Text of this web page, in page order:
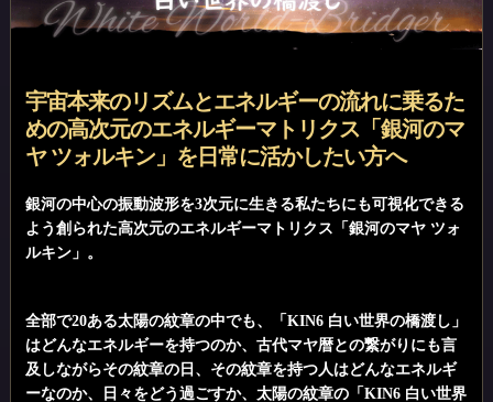
宇宙本来のリズムとエネルギーの流れに乗るた
めの高次元のエネルギーマトリクス「銀河のマ
ヤ ツォルキン」を日常に活かしたい方へ
銀河の中心の振動波形を3次元に生きる私たちにも可視化できる
よう創られた高次元のエネルギーマトリクス「銀河のマヤ ツォ
ルキン」。
全部で20ある太陽の紋章の中でも、「KIN6 白い世界の橋渡し」
はどんなエネルギーを持つのか、古代マヤ暦との繋がりにも言
及しながらその紋章の日、その紋章を持つ人はどんなエネルギ
ーなのか、日々をどう過ごすか、太陽の紋章の「KIN6 白い世界